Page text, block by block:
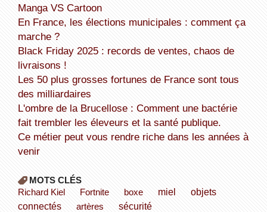
Manga VS Cartoon
En France, les élections municipales : comment ça
marche ?
Black Friday 2025 : records de ventes, chaos de
livraisons !
Les 50 plus grosses fortunes de France sont tous
des milliardaires
L'ombre de la Brucellose : Comment une bactérie
fait trembler les éleveurs et la santé publique.
Ce métier peut vous rendre riche dans les années à
venir
MOTS CLÉS
Richard Kiel
Fortnite boxe miel
objets
connectés
artères
sécurité